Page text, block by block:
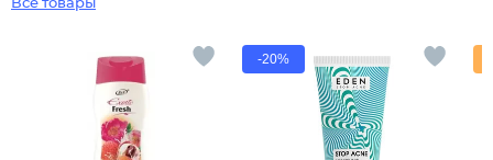
Все товары
-20%